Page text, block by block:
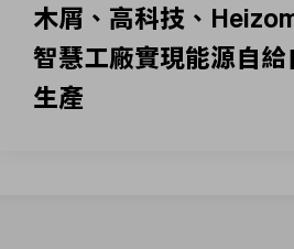
木屑、高科技、
智慧工廠實現能源自給
生產